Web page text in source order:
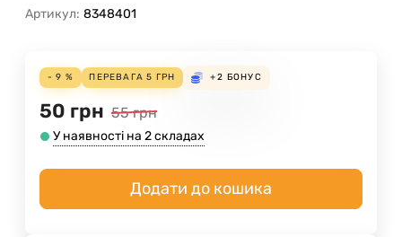
Артикул: 8348401
- 9 % ПЕРЕВАГА5 ГРН +2 БОНУС
50 грн 55 грн
У наявності на 2 складах
Додати до кошика